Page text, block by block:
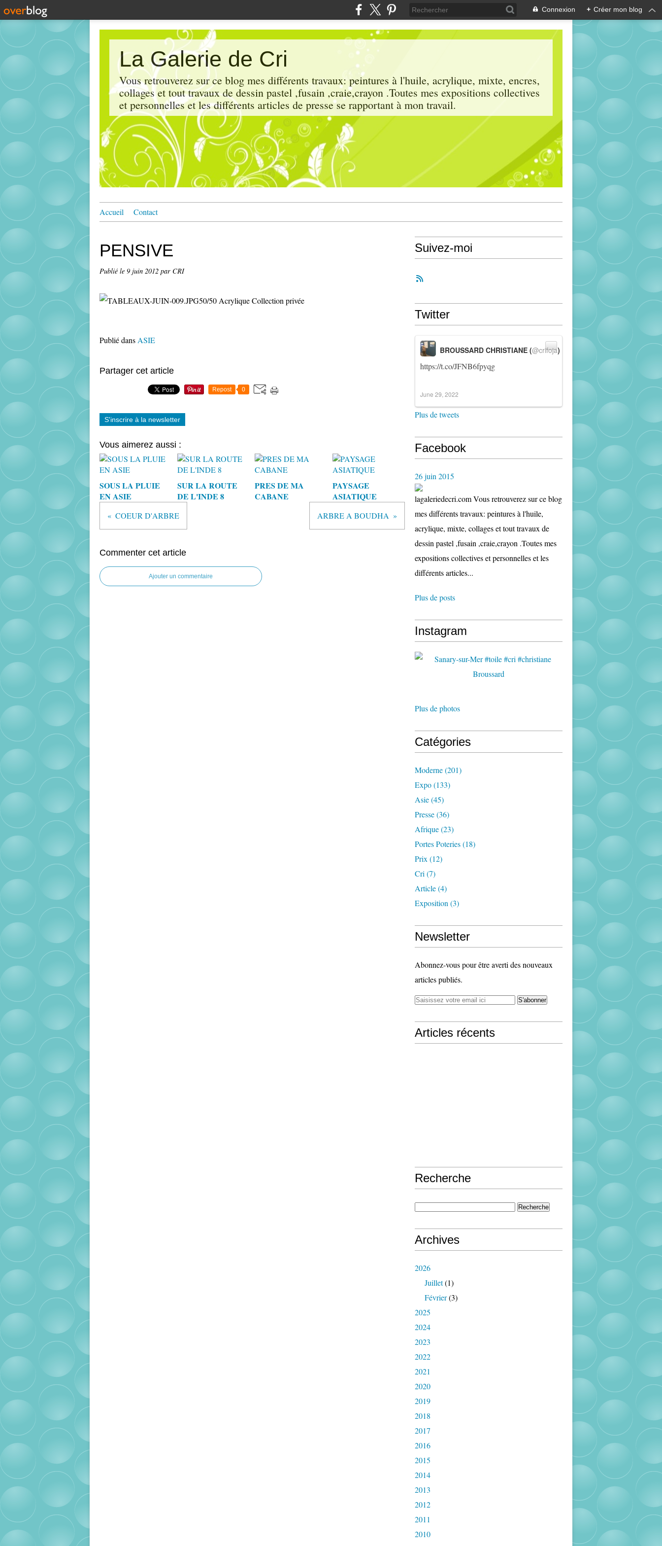
Connexion + Créer mon blog
La Galerie de Cri
Vous retrouverez sur ce blog mes différents travaux: peintures à l'huile, acrylique, mixte, encres,
collages et tout travaux de dessin pastel ,fusain ,craie,crayon .Toutes mes expositions collectives
et personnelles et les différents articles de presse se rapportant à mon travail.
Accueil Contact
PENSIVE
Publié le 9 juin 2012 par CRI
50/50 Acrylique Collection privée
Publié dans ASIE
Partager cet article
Repost 0
S'inscrire à la newsletter
Vous aimerez aussi :
SOUS LA PLUIE
EN ASIE
SUR LA ROUTE
DE L'INDE 8
PRES DE MA
CABANE
PAYSAGE
ASIATIQUE
COEUR D'ARBRE ARBRE A BOUDHA
Commenter cet article
Ajouter un commentaire
Suivez-moi
Twitter
https://t.co/JFNB6fpyqg
BROUSSARD CHRISTIANE (@crifoja)
June 29, 2022
Plus de tweets
Facebook
26 juin 2015
lagaleriedecri.com Vous retrouverez sur ce blog
mes différents travaux: peintures à l'huile,
acrylique, mixte, collages et tout travaux de
dessin pastel ,fusain ,craie,crayon .Toutes mes
expositions collectives et personnelles et les
différents articles...
Plus de posts
Instagram
Plus de photos
Catégories
Moderne(201)
Expo(133)
Asie(45)
Presse(36)
Afrique(23)
Portes Poteries(18)
Prix (12)
Cri (7)
Article(4)
Exposition (3)
Newsletter
Abonnez-vous pour être averti des nouveaux
articles publiés.
Articles récents
Recherche
Archives
2026
Juillet(1)
Février(3)
2025
2024
2023
2022
2021
2020
2019
2018
2017
2016
2015
2014
2013
2012
2011
2010